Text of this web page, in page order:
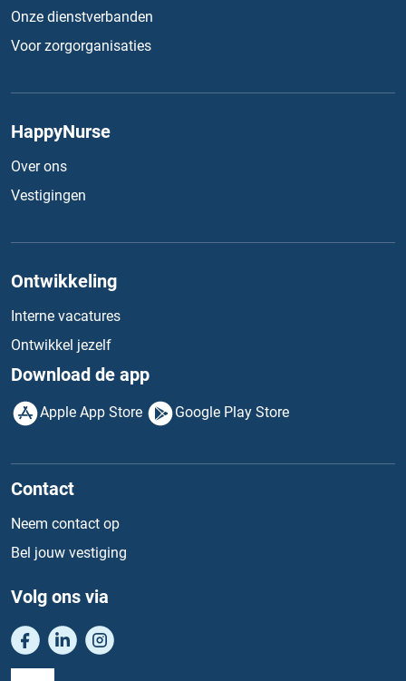
Onze dienstverbanden
Voor zorgorganisaties
HappyNurse
Over ons
Vestigingen
Ontwikkeling
Interne vacatures
Ontwikkel jezelf
Download de app
Apple App Store Google Play Store
Contact
Neem contact op
Bel jouw vestiging
Volg ons via